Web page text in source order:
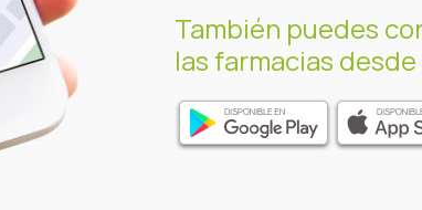
También puedes
las farmacias